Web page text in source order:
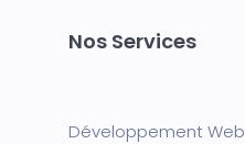
Nos Services
Développement Web